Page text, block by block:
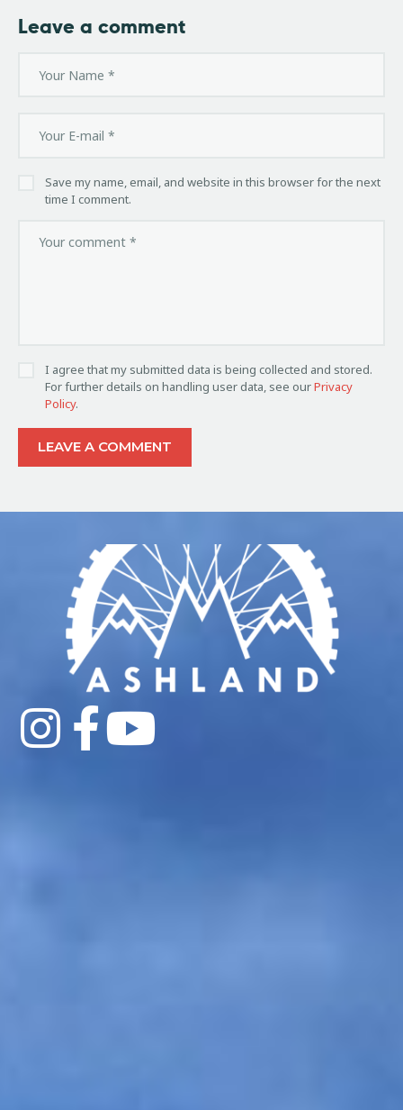
Leave a comment
Save my name, email, and website in this browser for the next
time I comment.
I agree that my submitted data is being collected and stored.
For further details on handling user data, see ourPrivacy
Policy.